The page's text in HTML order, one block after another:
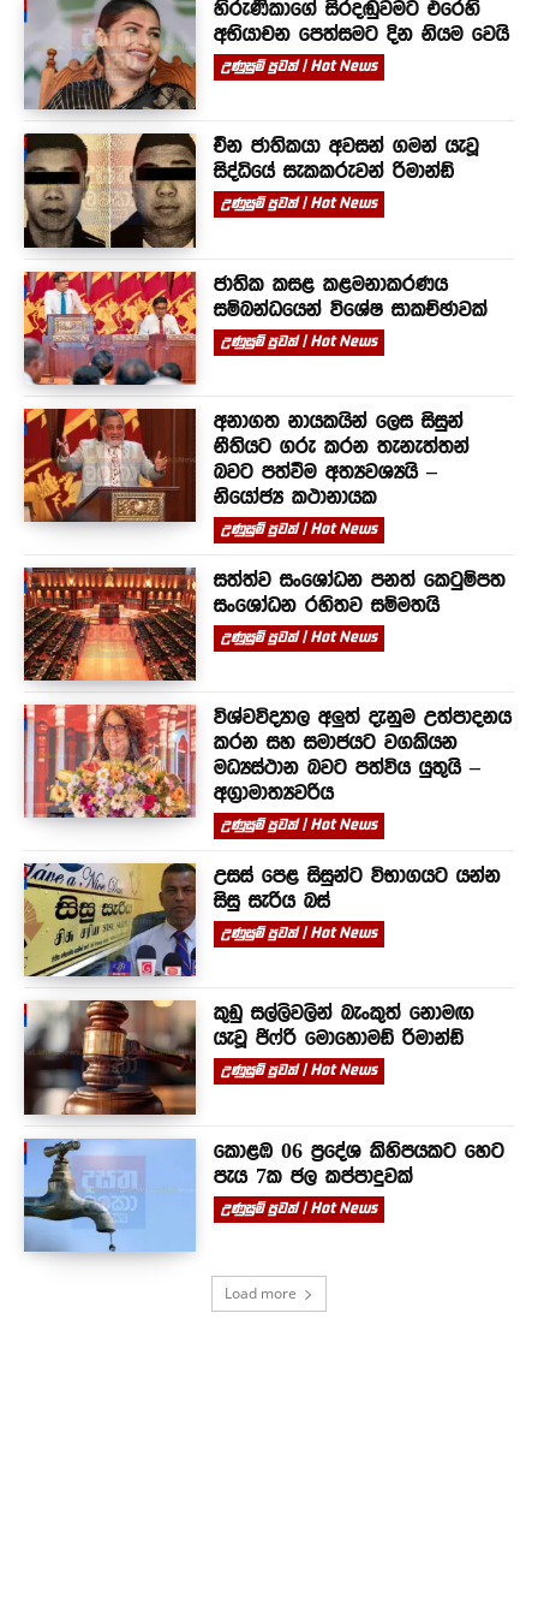
හිරුණිකාගේ සිරදඬුවමට එරෙහි
අභියාචන පෙත්සමට දින නියම වෙයි
උණුසුම් පුවත් | Hot News
චීන ජාතිකයා අවසන් ගමන් යැවූ
සිද්ධියේ සැකකරුවන් රිමාන්ඩ්
උණුසුම් පුවත් | Hot News
ජාතික කසළ කළමනාකරණය
සම්බන්ධයෙන් විශේෂ සාකච්ඡාවක්
උණුසුම් පුවත් | Hot News
අනාගත නායකයින් ලෙස සිසුන්
නීතියට ගරු කරන තැනැත්තන්
බවට පත්වීම අත්‍යවශ්‍යයි –
නියෝජ්‍ය කථානායක
උණුසුම් පුවත් | Hot News
සත්ත්ව සංශෝධන පනත් කෙටුම්පත
සංශෝධන රහිතව සම්මතයි
උණුසුම් පුවත් | Hot News
විශ්වවිද්‍යාල අලුත් දැනුම උත්පාදනය
කරන සහ සමාජයට වගකියන
මධ්‍යස්ථාන බවට පත්විය යුතුයි –
අග්‍රාමාත්‍යවරිය
උණුසුම් පුවත් | Hot News
උසස් පෙළ සිසුන්ට විභාගයට යන්න
සිසු සැරිය බස්
උණුසුම් පුවත් | Hot News
කුඩු සල්ලිවලින් බැංකුත් නොමඟ
යැවූ ජිෆ්රි මොහොමඩ් රිමාන්ඩ්
උණුසුම් පුවත් | Hot News
කොළඹ 06 ප්‍රදේශ කිහිපයකට හෙට
පැය 7ක ජල කප්පාදුවක්
උණුසුම් පුවත් | Hot News
Load more